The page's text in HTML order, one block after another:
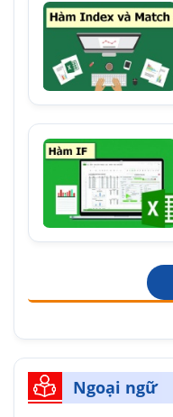
Ngoại ngữ